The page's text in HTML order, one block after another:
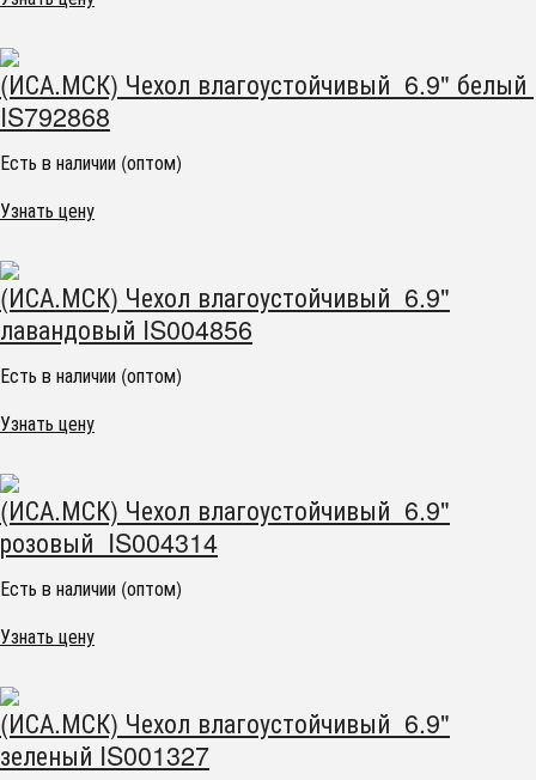
(ИСА.МСК) Чехол влагоустойчивый 6.9" белый
IS792868
Есть в наличии (оптом)
Узнать цену
(ИСА.МСК) Чехол влагоустойчивый 6.9"
лавандовый IS004856
Есть в наличии (оптом)
Узнать цену
(ИСА.МСК) Чехол влагоустойчивый 6.9"
розовый IS004314
Есть в наличии (оптом)
Узнать цену
(ИСА.МСК) Чехол влагоустойчивый 6.9"
зеленый IS001327